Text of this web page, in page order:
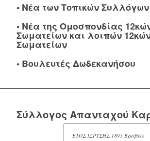
• Νέα των Τοπικών Συλλόγων
• Νέα της Ομοσπονδίας
Σωματείων και λοιπών
Σωματείων
• Βουλευτές Δωδεκανήσου
Σύλλογος Απανταχού
ΕΤΟΣ ΙΔΡΥΣΗΣ 1895 Βραβείο